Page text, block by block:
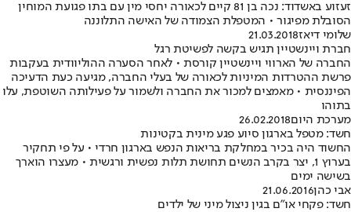
זעזוע באשדוד: נכה בן 81 קיים לכאורה יחסי מין עם בתו פגועת המוחין
הסובלת מפיגור • המטפלת הצמודה של האישה התלוננה
שלומי דיאז21.03.2018
חברת ויינשטיין תגיש בקשה לפשיטת רגל
החברה של הארווי ויינשטיין קורסת • לאחר הסערה ההוליוודית בעקבות
פרשת ההטרדות המיניות לכאורה של בעלי החברה, מגיעה כעת הדעיכה
הפיננסית • מאמצים למכור את החברה ולשמור על פעילותה השוטפת, עלו
בתוהו
מערכת היום26.02.2018
חשד: מטפל בארגון סיוע פגע מינית בקטינות
החשוד היה בכיר במחלקת בריאות הנפש בארגון חרדי • על פי תחקיר
בערוץ 1, יצר בקרב הנשים תחושת תלות נפשית ורגשית • מעצרו הוארך
בשישה ימים
אבי כהן21.06.2016
חשד: פקחי או"ם בגין ניצול מיני של ילדים